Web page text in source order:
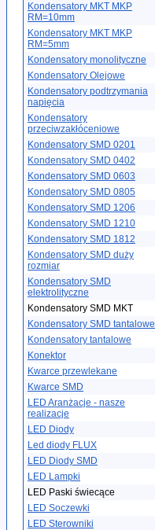
Kondensatory MKT MKP
RM=10mm
Kondensatory MKT MKP
RM=5mm
Kondensatory monolityczne
Kondensatory Olejowe
Kondensatory podtrzymania
napięcia
Kondensatory
przeciwzakłóceniowe
Kondensatory SMD 0201
Kondensatory SMD 0402
Kondensatory SMD 0603
Kondensatory SMD 0805
Kondensatory SMD 1206
Kondensatory SMD 1210
Kondensatory SMD 1812
Kondensatory SMD duży
rozmiar
Kondensatory SMD
elektrolityczne
Kondensatory SMD MKT
Kondensatory SMD tantalowe
Kondensatory tantalowe
Konektor
Kwarce przewlekane
Kwarce SMD
LED Aranżacje - nasze
realizacje
LED Diody
Led diody FLUX
LED Diody SMD
LED Lampki
LED Paski świecące
LED Soczewki
LED Sterowniki